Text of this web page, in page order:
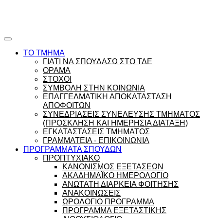
ΤΟ ΤΜΗΜΑ
ΓΙΑΤΙ ΝΑ ΣΠΟΥΔΑΣΩ ΣΤΟ ΤΔΕ
ΟΡΑΜΑ
ΣΤΟΧΟΙ
ΣΥΜΒΟΛΗ ΣΤΗΝ ΚΟΙΝΩΝΙΑ
ΕΠΑΓΓΕΛΜΑΤΙΚΗ ΑΠΟΚΑΤΑΣΤΑΣΗ
ΑΠΟΦΟΙΤΩΝ
ΣΥΝΕΔΡΙΑΣΕΙΣ ΣΥΝΕΛΕΥΣΗΣ ΤΜΗΜΑΤΟΣ
(ΠΡΟΣΚΛΗΣΗ ΚΑΙ ΗΜΕΡΗΣΙΑ ΔΙΑΤΑΞΗ)
ΕΓΚΑΤΑΣΤΑΣΕΙΣ ΤΜΗΜΑΤΟΣ
ΓΡΑΜΜΑΤΕΙΑ - ΕΠΙΚΟΙΝΩΝΙΑ
ΠΡΟΓΡΑΜΜΑΤΑ ΣΠΟΥΔΩΝ
ΠΡΟΠΤΥΧΙΑΚΟ
ΚΑΝΟΝΙΣΜΟΣ ΕΞΕΤΑΣΕΩΝ
ΑΚΑΔΗΜΑΪΚΟ ΗΜΕΡΟΛΟΓΙΟ
ΑΝΩΤΑΤΗ ΔΙΑΡΚΕΙΑ ΦΟΙΤΗΣΗΣ
ΑΝΑΚΟΙΝΩΣΕΙΣ
ΩΡΟΛΟΓΙΟ ΠΡΟΓΡΑΜΜΑ
ΠΡΟΓΡΑΜΜΑ ΕΞΕΤΑΣΤΙΚΗΣ